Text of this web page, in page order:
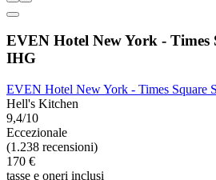
EVEN Hotel New York - Times
IHG
EVEN Hotel New York - Times Square
Hell's Kitchen
9,4/10
Eccezionale
(1.238 recensioni)
170 €
tasse e oneri inclusi